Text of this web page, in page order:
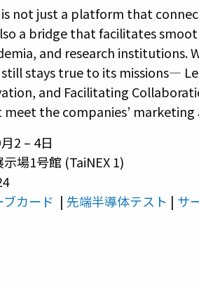
is not just a platform that
a bridge that facilitates
and research institutions.
still stays true to its missions―
and Facilitating
the companies’
2 – 4日
場1号館 (TaiNEX 1)
ブカード | 先端半導体テスト | サ